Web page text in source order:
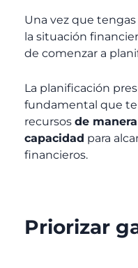
Una vez que
la situación
de comenzar a
La planificación
fundamental que
recursos de
capacidad para
financieros.
Priorizar